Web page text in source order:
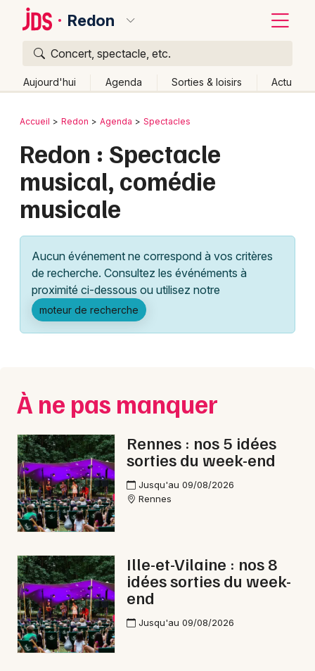
Redon
Concert, spectacle, etc.
Aujourd'hui Agenda Sorties & loisirs Actu
Publier un événement
Grands événements
Manifestations
Foires & salons
Sports
Soirées
Sorties famille
Expos
Spectacle musical en Ille-et-Vilaine
Spectacle musical en Bretagne
Bordeaux
Colmar
Lille
Lyon
Marseille
Mulhouse
Montpellier
Paris
Strasbourg
Toulouse
Toutes les villes
Retour
Accueil Redon Agenda Spectacles
Redon : Spectacle
musical, comédie
musicale
Aucun événement ne correspond à vos critères
de recherche. Consultez les événéments à
proximité ci-dessous ou utilisez notre
moteur de recherche
À ne pas manquer
Rennes : nos 5 idées
sorties du week-end
Jusqu'au 09/08/2026
Rennes
Ille-et-Vilaine : nos 8
idées sorties du week-
end
Jusqu'au 09/08/2026
Quoi ?
Où ?
Partout
Près de moi Changer de lieu
Quand ?
Effacer les dates
Aujourd'hui
Demain